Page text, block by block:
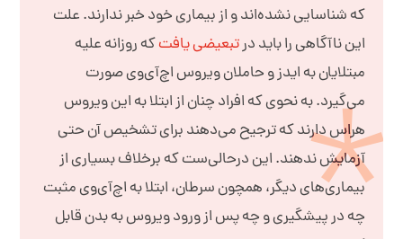
که شناسایی نشده‌اند و از بیماری خود خبر ندارند. علت
این ناآگاهی را باید درتبعیضی یافتکه روزانه علیه
مبتلایان به ایدز و حاملان ویروس اچ‌آی‌وی صورت
می‌گیرد. به نحوی که افراد چنان از ابتلا به این ویروس
هراس دارند که ترجیح می‌دهند برای تشخیص آن حتی
آزمایش ندهند. این درحالی‌ست که برخلاف بسیاری از
بیماری‌های دیگر، همچون سرطان، ابتلا به اچ‌آی‌وی مثبت
چه در پیشگیری و چه پس از ورود ویروس به بدن قابل